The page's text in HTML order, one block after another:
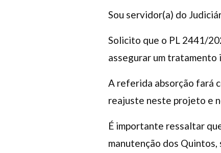
Sou servidor(a) do
Solicito que o PL 2441/
assegurar um tratamento
A referida absorção fará
reajuste neste projeto e
É importante ressaltar
manutenção dos Quintos,